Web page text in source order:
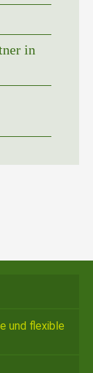
in
und flexible